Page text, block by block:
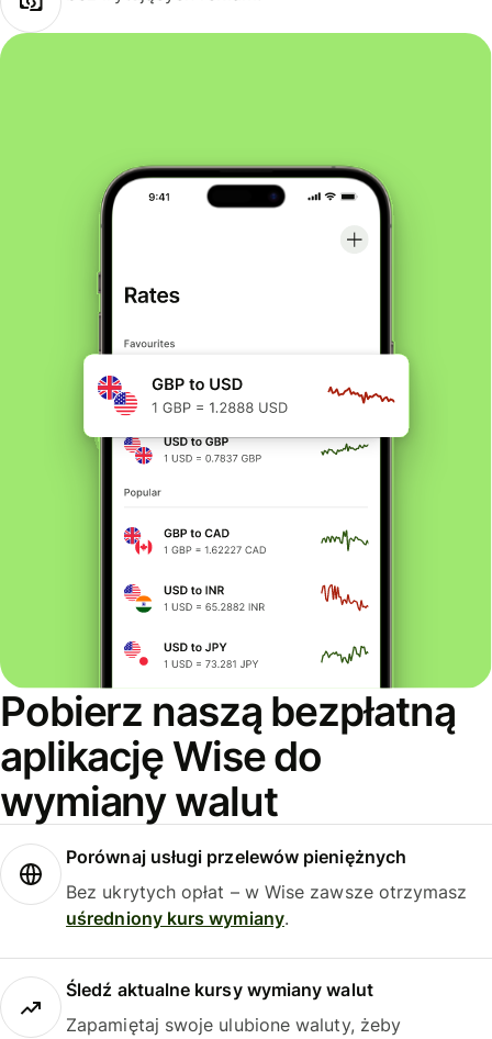
Pobierz naszą bezpłatną
aplikację Wise do
wymiany walut
Porównaj usługi przelewów pieniężnych
Bez ukrytych opłat – w Wise zawsze otrzymasz
uśredniony kurs wymiany.
Śledź aktualne kursy wymiany walut
Zapamiętaj swoje ulubione waluty, żeby